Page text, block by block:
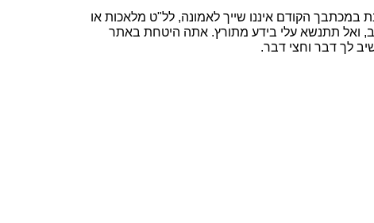
הקודם איננו שייך לאמונה, לל"ט מלאכות או
ואל תתנשא עלי בידע מתורץ. אתה היטחת באתר
לך דבר וחצי דבר.